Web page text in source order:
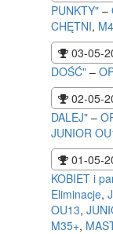
PUNKTY" –
CHĘTNI,
03-05-
DOŚĆ" –
02-05-
DALEJ" –
JUNIOR
01-05-
KOBIET i
Eliminacje,
OU13,
M35+,